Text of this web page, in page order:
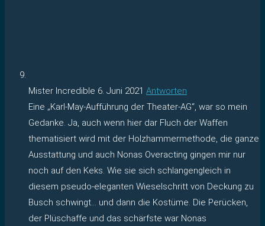
Mister Incredible 6. Juni 2021 Antworten
Eine „Karl-May-Aufführung der Theater-AG“, war so mein
Gedanke. Ja, auch wenn hier dar Fluch der Waffen
thematisiert wird mit der Holzhammermethode, die ganze
Ausstattung und auch Nonas Overacting gingen mir nur
noch auf den Keks. Wie sie sich schlangengleich in
diesem pseudo-eleganten Wieselschritt von Deckung zu
Busch schwingt… und dann die Kostüme. Die Perücken,
der Plüschaffe und das schärfste war Nonas